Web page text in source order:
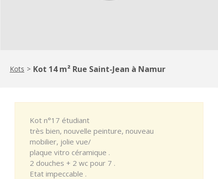
Kots > Kot 14 m² Rue Saint-Jean à Namur
Kot n°17 étudiant
très bien, nouvelle peinture, nouveau
mobilier, jolie vue/
plaque vitro céramique .
2 douches + 2 wc pour 7 .
Etat impeccable .